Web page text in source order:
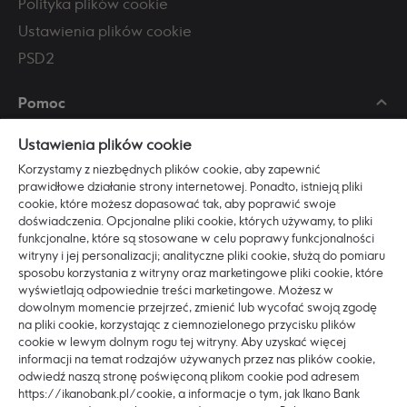
Polityka plików cookie
Ustawienia plików cookie
PSD2
Pomoc
Najczęściej zadawane pytania
Regulaminy i dokumenty
Zasady bezpieczeństwa
Poznaj nas
O Ikano Banku
Pracuj z nami
ESG
Blog
Dostępność
Ustawienia plików cookie
Korzystamy z niezbędnych plików cookie, aby zapewnić
prawidłowe działanie strony internetowej. Ponadto, istnieją pliki
cookie, które możesz dopasować tak, aby poprawić swoje
doświadczenia. Opcjonalne pliki cookie, których używamy, to pliki
funkcjonalne, które są stosowane w celu poprawy funkcjonalności
witryny i jej personalizacji; analityczne pliki cookie, służą do pomiaru
sposobu korzystania z witryny oraz marketingowe pliki cookie, które
wyświetlają odpowiednie treści marketingowe. Możesz w
dowolnym momencie przejrzeć, zmienić lub wycofać swoją zgodę
na pliki cookie, korzystając z ciemnozielonego przycisku plików
cookie w lewym dolnym rogu tej witryny. Aby uzyskać więcej
informacji na temat rodzajów używanych przez nas plików cookie,
odwiedź naszą stronę poświęconą plikom cookie pod adresem
https://ikanobank.pl/cookie, a informacje o tym, jak Ikano Bank